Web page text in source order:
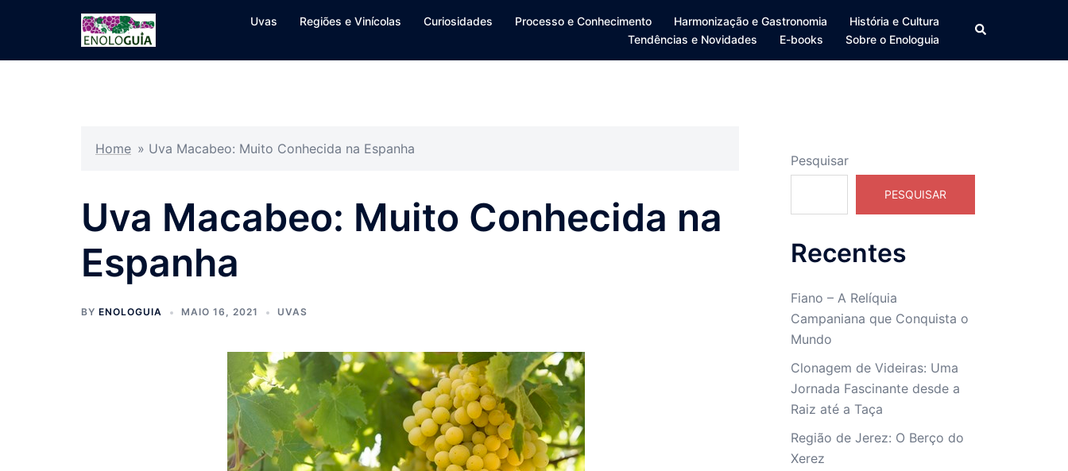
Uvas Regiões e Vinícolas Curiosidades Processo e Conhecimento Harmonização e Gastronomia
História e Cultura
Tendências e Novidades
E-books Sobre o Enologuia
Search
Home » Uva Macabeo: Muito Conhecida na Espanha
Uva Macabeo: Muito Conhecida na
Espanha
BY ENOLOGUIA MAIO 16, 2021 UVAS
Pesquisar
PESQUISAR
Recentes
Fiano – A Relíquia
Campaniana que Conquista o
Mundo
Clonagem de Videiras: Uma
Jornada Fascinante desde a
Raiz até a Taça
Região de Jerez: O Berço do
Xerez